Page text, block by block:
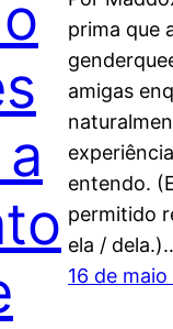
prima que
amigas
entendo.
permitido
ela /
16 de